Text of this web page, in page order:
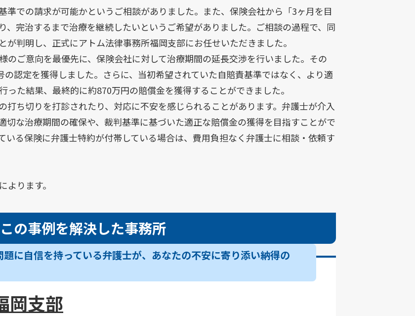
準での請求が可能かというご相談がありました。また、保険会社から「3ヶ月を目
、完治するまで治療を継続したいというご希望がありました。ご相談の過程で、同
判明し、正式にアトム法律事務所福岡支部にお任せいただきました。
のご意向を最優先に、保険会社に対して治療期間の延長交渉を行いました。その
認定を獲得しました。さらに、当初希望されていた自賠責基準ではなく、より適
た結果、最終的に約870万円の賠償金を獲得することができました。
打ち切りを打診されたり、対応に不安を感じられることがあります。弁護士が介入
切な治療期間の確保や、裁判基準に基づいた適正な賠償金の獲得を目指すことがで
いる保険に弁護士特約が付帯している場合は、費用負担なく弁護士に相談・依頼す
ります。
この事例を解決した事務所
題に自信を持っている弁護士が、あなたの不安に寄り添い納得の
岡支部